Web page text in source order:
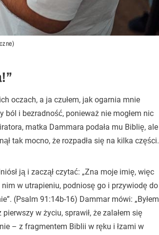
oczach, a ja czułem, jak ogarnia mnie
ból i bezradność, ponieważ nie mogłem nic
matka Dammara podała mu Biblię, ale
tak mocno, że rozpadła się na kilka części.
ją i zaczął czytać: „Zna moje imię, więc
nim w utrapieniu, podniosę go i przywiodę do
(Psalm 91:14b-16) Dammar mówi: „Byłem
w życiu, sprawił, że zalałem się
– z fragmentem Biblii w ręku i łzami w